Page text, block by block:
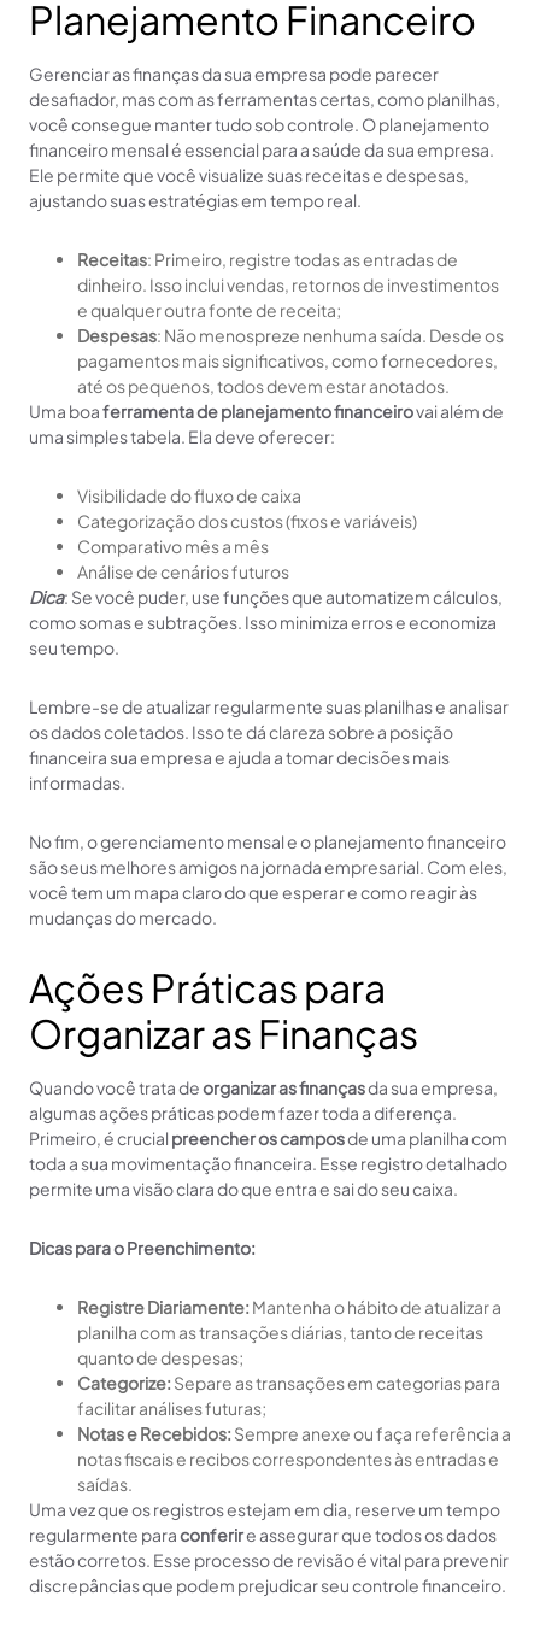
Planejamento Financeiro
Gerenciar as finanças da sua empresa pode parecer
desafiador, mas com as ferramentas certas, como planilhas,
você consegue manter tudo sob controle. O planejamento
financeiro mensal é essencial para a saúde da sua empresa.
Ele permite que você visualize suas receitas e despesas,
ajustando suas estratégias em tempo real.
Receitas: Primeiro, registre todas as entradas de
dinheiro. Isso inclui vendas, retornos de investimentos
e qualquer outra fonte de receita;
Despesas: Não menospreze nenhuma saída. Desde os
pagamentos mais significativos, como fornecedores,
até os pequenos, todos devem estar anotados.
Uma boaferramenta de planejamento financeirovai além de
uma simples tabela. Ela deve oferecer:
Visibilidade do fluxo de caixa
Categorização dos custos (fixos e variáveis)
Comparativo mês a mês
Análise de cenários futuros
Dica: Se você puder, use funções que automatizem cálculos,
como somas e subtrações. Isso minimiza erros e economiza
seu tempo.
Lembre-se de atualizar regularmente suas planilhas e analisar
os dados coletados. Isso te dá clareza sobre a posição
financeira sua empresa e ajuda a tomar decisões mais
informadas.
No fim, o gerenciamento mensal e o planejamento financeiro
são seus melhores amigos na jornada empresarial. Com eles,
você tem um mapa claro do que esperar e como reagir às
mudanças do mercado.
Ações Práticas para
Organizar as Finanças
Quando você trata deorganizar as finançasda sua empresa,
algumas ações práticas podem fazer toda a diferença.
Primeiro, é crucial preencher os camposde uma planilha com
toda a sua movimentação financeira. Esse registro detalhado
permite uma visão clara do que entra e sai do seu caixa.
Dicas para o Preenchimento:
Registre Diariamente: Mantenha o hábito de atualizar a
planilha com as transações diárias, tanto de receitas
quanto de despesas;
Categorize: Separe as transações em categorias para
facilitar análises futuras;
Notas e Recebidos: Sempre anexe ou faça referência a
notas fiscais e recibos correspondentes às entradas e
saídas.
Uma vez que os registros estejam em dia, reserve um tempo
regularmente paraconferire assegurar que todos os dados
estão corretos. Esse processo de revisão é vital para prevenir
discrepâncias que podem prejudicar seu controle financeiro.